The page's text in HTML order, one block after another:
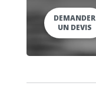
DEMANDER
UN DEVIS